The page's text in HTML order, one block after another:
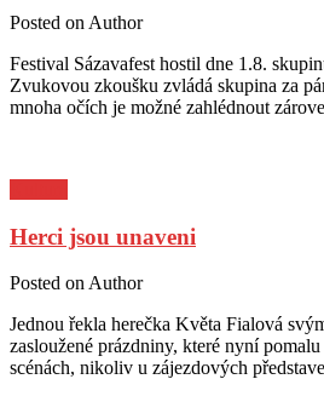
Posted on Author
Festival Sázavafest hostil dne 1.8.
Zvukovou zkoušku zvládá skupina za
mnoha očích je možné zahlédnout
Herci jsou unaveni
Posted on Author
Jednou řekla herečka Květa Fialová
zasloužené prázdniny, které nyní
scénách, nikoliv u zájezdových